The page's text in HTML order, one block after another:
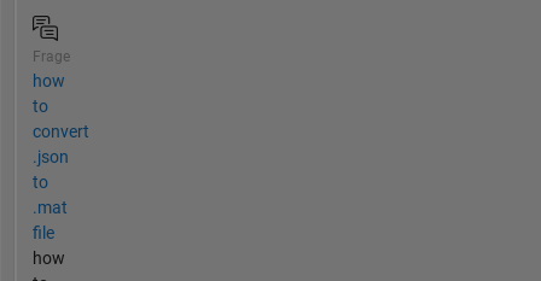
Frage
how
to
convert
.json
to
.mat
file
how